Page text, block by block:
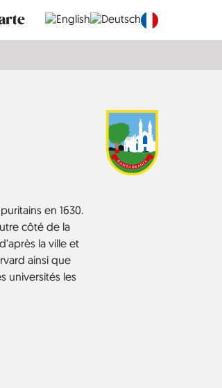
en 1630.
côté de la
la ville et
ainsi que
universités les